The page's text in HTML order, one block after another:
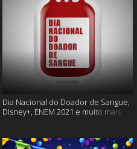
Dia Nacional do Doador de Sangue,
Disney+, ENEM 2021 e muito mais